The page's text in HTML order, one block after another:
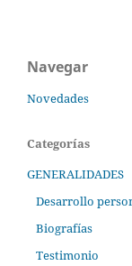
Navegar
Novedades
Categorías
GENERALIDADES
Desarrollo
Biografías
Testimonio